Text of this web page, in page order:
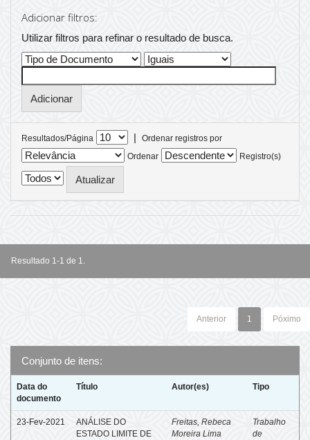
Adicionar filtros:
Utilizar filtros para refinar o resultado de busca.
Resultados/Página |
Ordenar registros por
Ordenar
Registro(s)
Resultado 1-1 de 1.
Anterior 1 Póximo
Conjunto de itens:
Data do
documento
Título Autor(es) Tipo
23-Fev-2021
ANÁLISE DO
ESTADO LIMITE DE
Freitas, Rebeca
Moreira Lima
Trabalho
de